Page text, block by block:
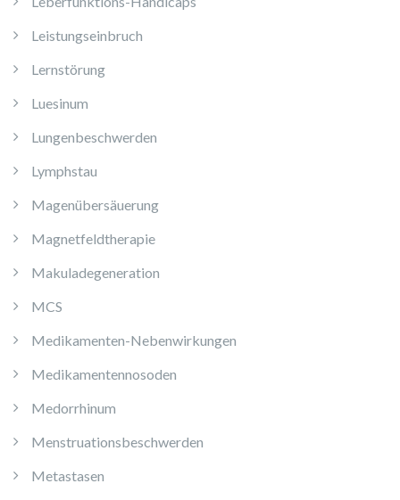
Leistungseinbruch
Lernstörung
Luesinum
Lungenbeschwerden
Lymphstau
Magenübersäuerung
Magnetfeldtherapie
Makuladegeneration
MCS
Medikamenten-Nebenwirkungen
Medikamentennosoden
Medorrhinum
Menstruationsbeschwerden
Metastasen